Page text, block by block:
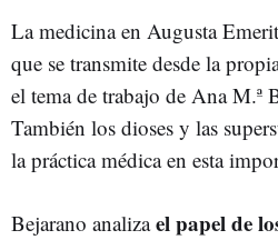
La medicina en Augusta
que se transmite desde la
el tema de trabajo de Ana M.ª
También los dioses y las
la práctica médica en esta
Bejarano analizael papel de